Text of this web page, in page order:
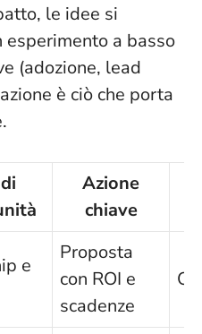
le idee si
esperimento a basso
(adozione, lead
è ciò che porta
.
Azione
chiave
e
Proposta
con ROI e
scadenze